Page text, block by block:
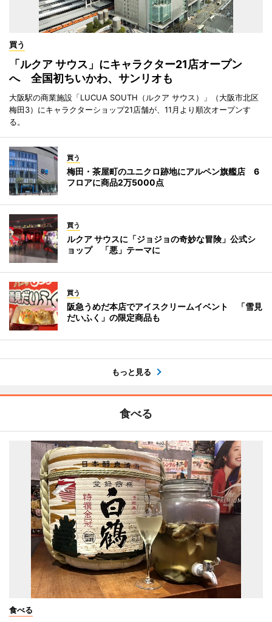
買う
「ルクア サウス」にキャラクター21店オープン
へ 全国初ちいかわ、サンリオも
大阪駅の商業施設「LUCUA SOUTH（ルクア サウス）」（大阪市北区
梅田3）にキャラクターショップ21店舗が、11月より順次オープンす
る。
買う
梅田・茶屋町のユニクロ跡地にアルペン旗艦店 6
フロアに商品2万5000点
買う
ルクア サウスに「ジョジョの奇妙な冒険」公式シ
ョップ 「悪」テーマに
買う
阪急うめだ本店でアイスクリームイベント 「雪見
だいふく」の限定商品も
もっと見る
食べる
食べる